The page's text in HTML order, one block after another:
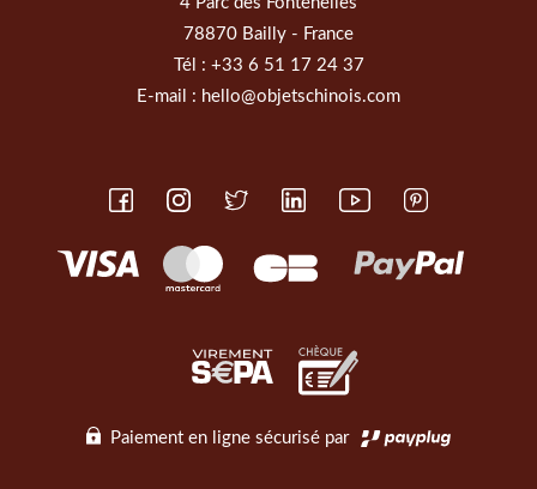
78870 Bailly - France
Tél : +33 6 51 17 24 37
E-mail : hello@objetschinois.com
Paiement en ligne sécurisé par